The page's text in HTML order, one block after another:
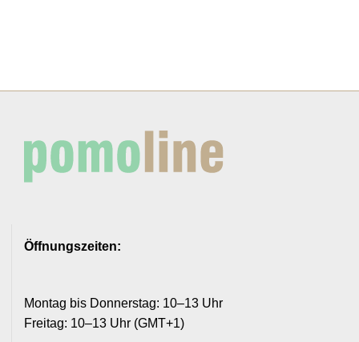
Öffnungszeiten:
Montag bis Donnerstag: 10–13 Uhr
Freitag: 10–13 Uhr (GMT+1)